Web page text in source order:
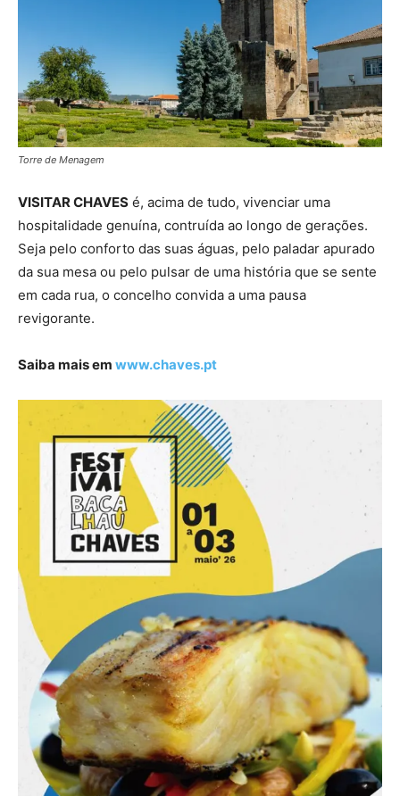
Torre de Menagem
VISITAR CHAVES é, acima de tudo, vivenciar uma
hospitalidade genuína, contruída ao longo de gerações.
Seja pelo conforto das suas águas, pelo paladar apurado
da sua mesa ou pelo pulsar de uma história que se sente
em cada rua, o concelho convida a uma pausa
revigorante.
Saiba mais em www.chaves.pt